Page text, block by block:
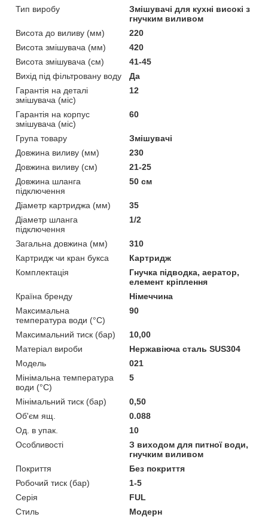
Тип виробу
Змішувачі для кухні високі з
гнучким виливом
Висота до виливу (мм)
220
Висота змішувача (мм)
420
Висота змішувача (см)
41-45
Вихід під фільтровану воду
Да
Гарантія на деталі
змішувача (міс)
12
Гарантія на корпус
змішувача (міс)
60
Група товару
Змішувачі
Довжина виливу (мм)
230
Довжина виливу (см)
21-25
Довжина шланга
підключення
50 см
Діаметр картриджа (мм)
35
Діаметр шланга
підключення
1/2
Загальна довжина (мм)
310
Картридж чи кран букса
Картридж
Комплектація
Гнучка підводка, аератор,
елемент кріплення
Країна бренду
Німеччина
Максимальна
температура води (°C)
90
Максимальний тиск (бар)
10,00
Матеріал вироби
Нержавіюча сталь SUS304
Мoдель
021
Мінімальна температура
води (°C)
5
Мінімальний тиск (бар)
0,50
Об'єм ящ.
0.088
Од. в упак.
10
Особливості
З виходом для питної води,
гнучким виливом
Покриття
Без покриття
Робочий тиск (бар)
1-5
Серія
FUL
Стиль
Модерн